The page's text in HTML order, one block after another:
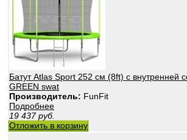
Батут Atlas Sport 252 см (8ft) с внутренней
GREEN swat
Производитель: FunFit
Подробнее
19 437 руб.
Отложить в корзину